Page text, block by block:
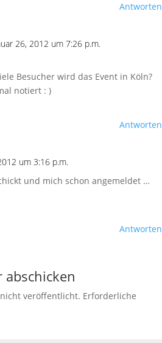
Antworten
26, 2012 um 7:26 p.m.
Besucher wird das Event in Köln?
notiert : )
Antworten
um 3:16 p.m.
und mich schon angemeldet …
Antworten
abschicken
veröffentlicht. Erforderliche